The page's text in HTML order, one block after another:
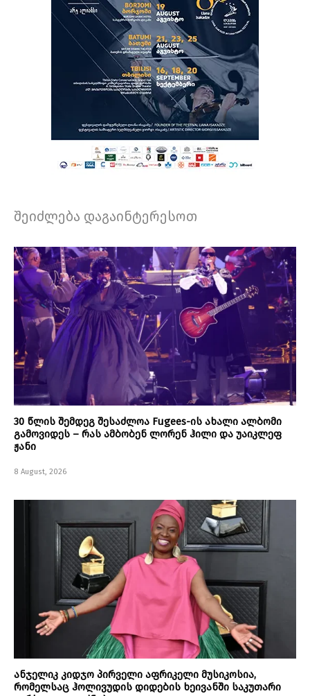
შეიძლება დაგაინტერესოთ
30 წლის შემდეგ შესაძლოა Fugees-ის ახალი ალბომი
გამოვიდეს – რას ამბობენ ლორენ ჰილი და უაიკლეფ
ჟანი
8 August, 2026
ანჯელიკ კიდჯო პირველი აფრიკელი მუსიკოსია,
რომელსაც ჰოლივუდის დიდების ხეივანში საკუთარი